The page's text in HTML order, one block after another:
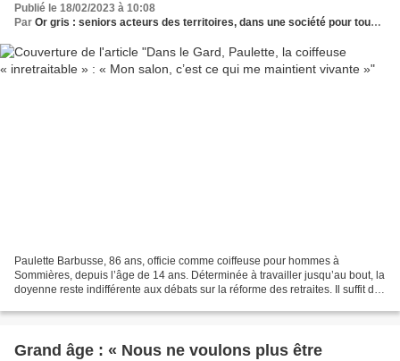
Publié le 18/02/2023 à 10:08
Par Or gris : seniors acteurs des territoires, dans une société pour tous les âges
Paulette Barbusse, 86 ans, officie comme coiffeuse pour hommes à
Sommières, depuis l’âge de 14 ans. Déterminée à travailler jusqu’au bout, la
doyenne reste indifférente aux débats sur la réforme des retraites. Il suffit de
Grand âge : « Nous ne voulons plus être